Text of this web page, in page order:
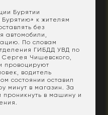
Бурятии
к жителям
без
автомобили,
По словам
ГИБДД УВД по
Чишевского,
провоцируют
водитель
состоянии оставил
минут в магазин. За
проникнуть в машину и